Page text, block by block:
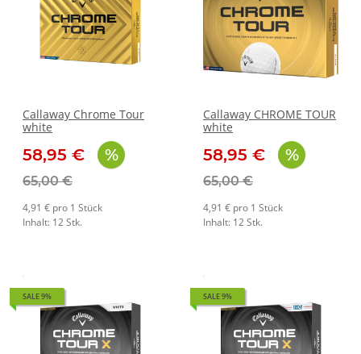
Callaway Chrome Tour
white
58,95 €
65,00 €
4,91 € pro 1 Stück
Inhalt: 12 Stk.
Callaway CHROME TOUR
white
58,95 €
65,00 €
4,91 € pro 1 Stück
Inhalt: 12 Stk.
SALE 9% SALE 9%